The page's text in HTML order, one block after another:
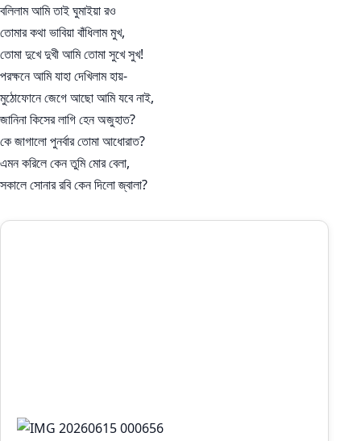
বলিলাম আমি তাই ঘুমাইয়া রও
তোমার কথা ভাবিয়া বাঁধিলাম মুখ,
তোমা দুখে দুখী আমি তোমা সুখে সুখ!
পরক্ষনে আমি যাহা দেখিলাম হায়-
মুঠোফোনে জেগে আছো আমি যবে নাই,
জানিনা কিসের লাগি হেন অজুহাত?
কে জাগালো পুনর্বার তোমা আধোরাত?
এমন করিলে কেন তুমি মোর বেলা,
সকালে সোনার রবি কেন দিলো জ্বালা?